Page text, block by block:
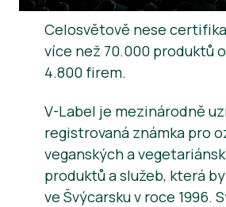
Celosvětově nese
více než 70.000 produktů
4.800 firem.
V-Label je mezinárodně
registrovaná známka pro
veganských a
produktů a služeb, která
ve Švýcarsku v roce 1996.